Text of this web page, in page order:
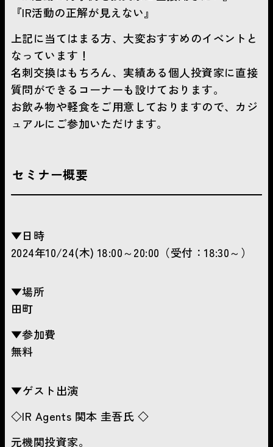
『IR活動の正解が見えない』
上記に当てはまる方、大変おすすめのイベントと
なっています！
名刺交換はもちろん、実績ある個人投資家に直接
質問ができるコーナーも設けております。
お飲み物や軽食を​​​​​ご用意しておりますので、カジ
ュアルにご参加いただけます。
セミナー概要
▼日時
2024年10/24(木) 18:00～20:00（受付：18:30～）
▼場所
田町
▼参加費
無料
▼ゲスト出演
◇IR Agents 関本 圭吾氏 ◇
元機関投資家。